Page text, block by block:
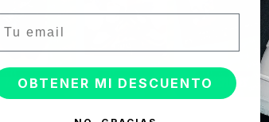
OBTENER MI DESCUENTO